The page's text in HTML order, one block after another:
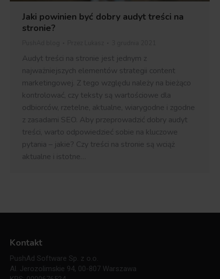
Jaki powinien być dobry audyt treści na
stronie?
Audyt treści na stronie jest jednym z
najważniejszych elementów strategii content
marketingowej. Z tego względu należy na bieżąco
kontrolować, czy teksty są wartościowe dla
odbiorców, rzetelne, aktualne, wiarygodne i zgodne
z zasadami SEO. Aby przeprowadzić dobry audyt
treści, warto odpowiedzieć sobie na kluczowe
pytania – jakie? Czy treści na stronie są wciąż
aktualne i istotne…
Kontakt
PushAd Software Sp. z o.o.
Al. Jerozolimskie 94, 00-807 Warszawa